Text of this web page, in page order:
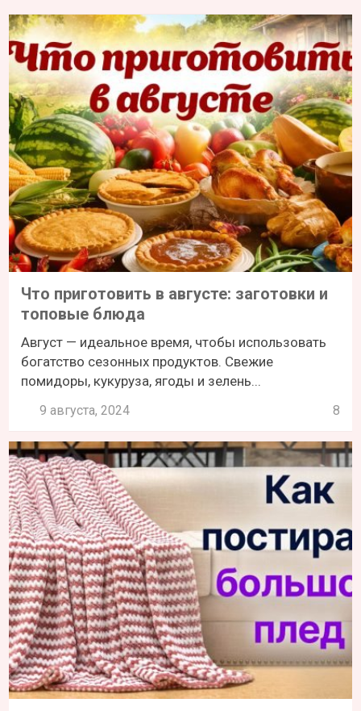
Что приготовить в августе: заготовки и
топовые блюда
Август — идеальное время, чтобы использовать
богатство сезонных продуктов. Свежие
помидоры, кукуруза, ягоды и зелень...
9 августа, 2024 8